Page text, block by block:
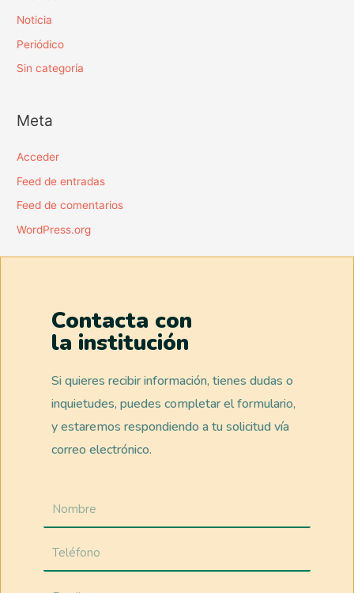
Noticia
Periódico
Sin categoría
Meta
Acceder
Feed de entradas
Feed de comentarios
WordPress.org
Contacta con
la institución
Si quieres recibir información, tienes dudas o
inquietudes, puedes completar el formulario,
y estaremos respondiendo a tu solicitud vía
correo electrónico.